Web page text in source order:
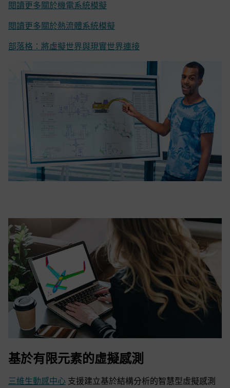
閱讀更多關於機電系統模擬
閱讀更多關於熱流體系統模擬
部落格：將虛擬世界與現實世界連接
基於有限元素的虛擬感測
三維生動感中心 支援建立基於結構分析的智慧型虛擬感測